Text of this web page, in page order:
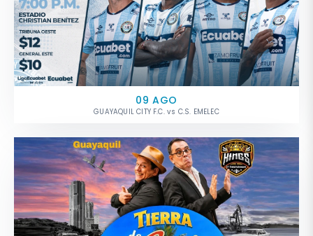
09 AGO
GUAYAQUIL CITY F.C. vs C.S. EMELEC